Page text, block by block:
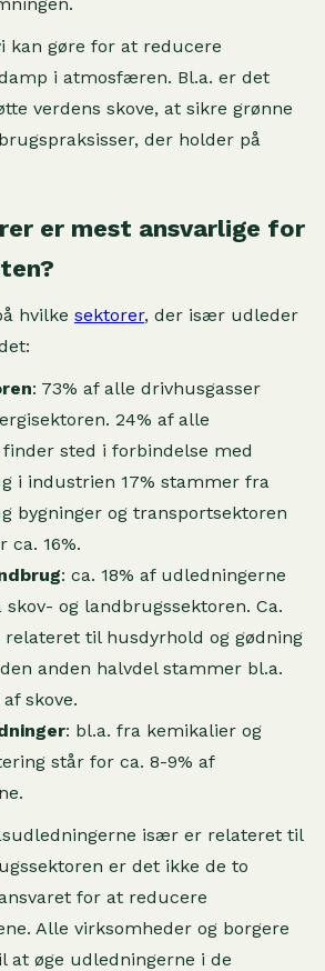
kan gøre for at reducere
i atmosfæren. Bl.a. er det
verdens skove, at sikre grønne
der holder på
er mest ansvarlige for
hvilke sektorer, der især udleder
: 73% af alle drivhusgasser
24% af alle
sted i forbindelse med
i industrien 17% stammer fra
bygninger og transportsektoren
ca. 16%.
: ca. 18% af udledningerne
og landbrugssektoren. Ca.
relateret til husdyrhold og gødning
anden halvdel stammer bl.a.
skove.
: bl.a. fra kemikalier og
står for ca. 8-9% af
især er relateret til
er det ikke de to
for at reducere
Alle virksomheder og borgere
at øge udledningerne i de